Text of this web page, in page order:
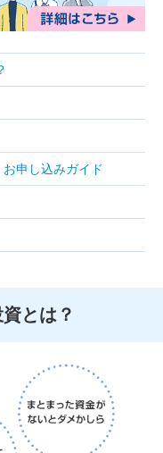
お申し込みガイド
とは？